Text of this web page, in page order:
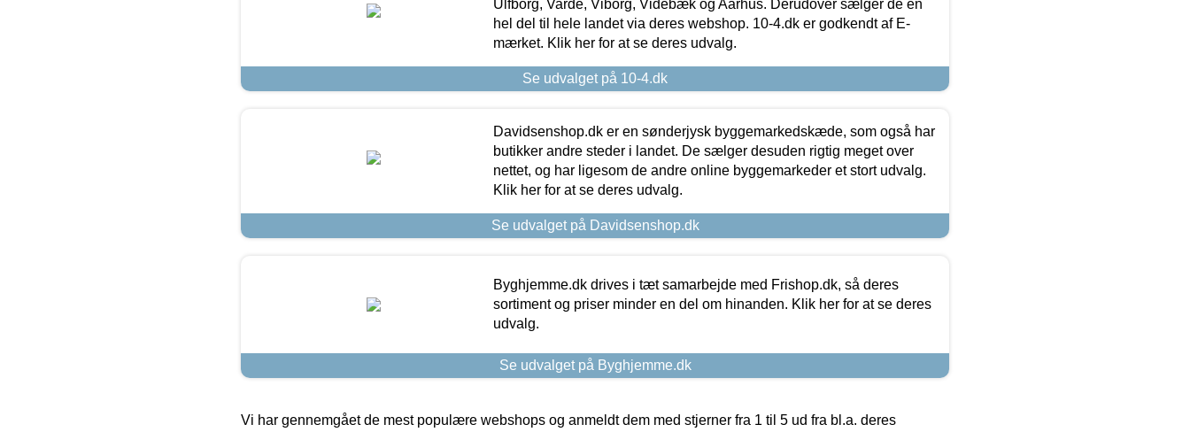
Ulfborg, Varde, Viborg, Videbæk og Aarhus. Derudover sælger de en
hel del til hele landet via deres webshop. 10-4.dk er godkendt af E-
mærket. Klik her for at se deres udvalg.
Se udvalget på 10-4.dk
Davidsenshop.dk er en sønderjysk byggemarkedskæde, som også har
butikker andre steder i landet. De sælger desuden rigtig meget over
nettet, og har ligesom de andre online byggemarkeder et stort udvalg.
Klik her for at se deres udvalg.
Se udvalget på Davidsenshop.dk
Byghjemme.dk drives i tæt samarbejde med Frishop.dk, så deres
sortiment og priser minder en del om hinanden. Klik her for at se deres
udvalg.
Se udvalget på Byghjemme.dk
Vi har gennemgået de mest populære webshops og anmeldt dem med stjerner fra 1 til 5 ud fra bl.a. deres